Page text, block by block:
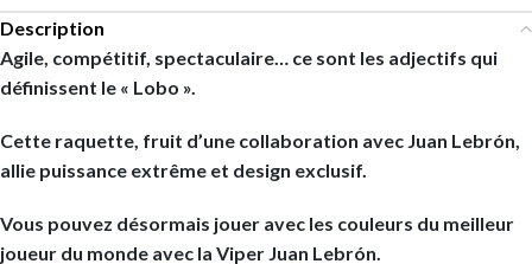
Description
Agile, compétitif, spectaculaire… ce sont les adjectifs qui
définissent le « Lobo ».
Cette raquette, fruit d’une collaboration avec Juan Lebrón,
allie puissance extrême et design exclusif.
Vous pouvez désormais jouer avec les couleurs du meilleur
joueur du monde avec la Viper Juan Lebrón.